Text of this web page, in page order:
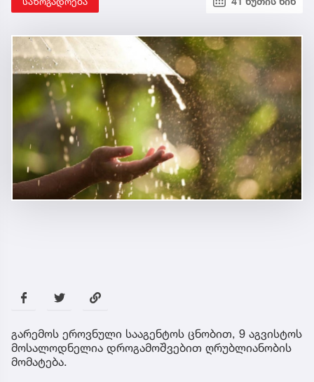
გარემოს ეროვნული სააგენტოს ცნობით, 9 აგვისტოს
მოსალოდნელია დროგამოშვებით ღრუბლიანობის
მომატება.